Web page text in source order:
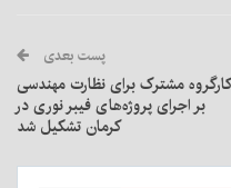
پست بعدی
کارگروه مشترک برای نظارت مهندسی
بر اجرای پروژه‌های فیبر نوری در
کرمان تشکیل شد